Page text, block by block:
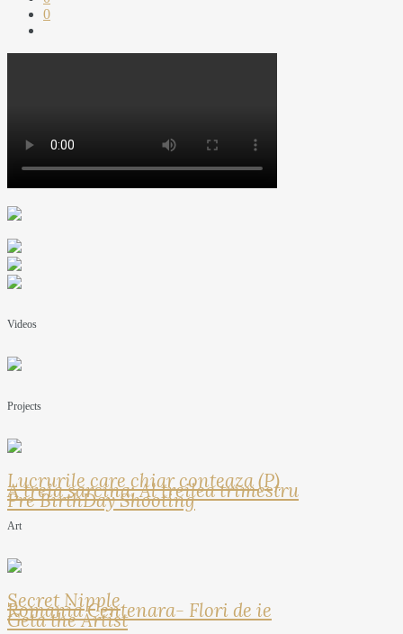
0
Videos
Projects
Lucrurile care chiar conteaza (P)
A treia sarcina: Al treilea trimestru
Pre BirthDay Shooting
Art
Secret Nipple
Romania Centenara- Flori de ie
Geta the Artist